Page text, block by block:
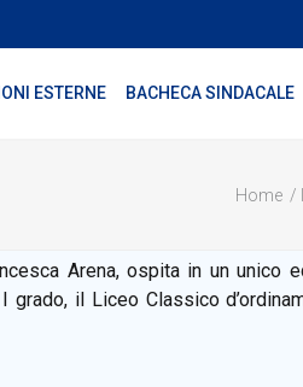
ESTERNE BACHECA SINDACALE
Home
Arena, ospita in un unico
grado, il Liceo Classico